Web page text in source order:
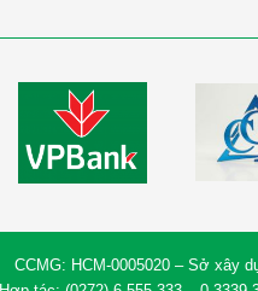
CCMG: HCM-0005020 – Sở xây